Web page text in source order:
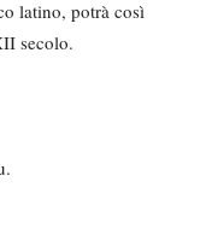
latino, potrà così
secolo.